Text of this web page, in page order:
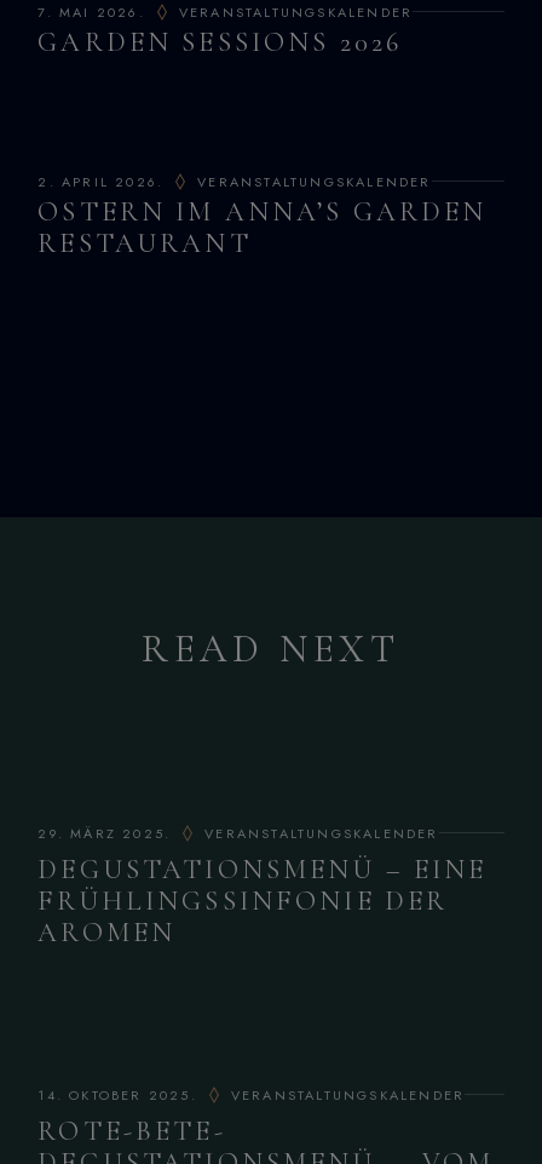
7. MAI 2026. VERANSTALTUNGSKALENDER
GARDEN SESSIONS 2026
2. APRIL 2026. VERANSTALTUNGSKALENDER
OSTERN IM ANNA’S GARDEN
RESTAURANT
READ NEXT
29. MÄRZ 2025. VERANSTALTUNGSKALENDER
DEGUSTATIONSMENÜ – EINE
FRÜHLINGSSINFONIE DER
AROMEN
14. OKTOBER 2025. VERANSTALTUNGSKALENDER
ROTE-BETE-